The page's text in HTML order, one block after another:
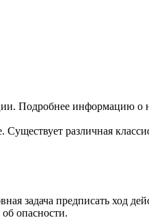
Подробнее информацию о
Существует различная
задача предписать ход
опасности.